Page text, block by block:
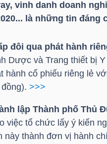
vinh danh doanh
là những tin đáng
đôi qua phát hành
Dược và Trang thiết bị
cổ phiếu riêng lẻ
>>>
lập Thành phố Thủ
việc tổ chức lấy ý kiến
này thành đơn vị hành